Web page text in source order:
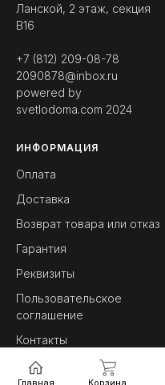
Главная Корзина
Ланской, 2 этаж, секция
B16
+7 (812) 209-08-78
2090878@inbox.ru
powered by
svetlodoma.com 2024
ИНФОРМАЦИЯ
Оплата
Доставка
Возврат товара или отказ
Гарантия
Реквизиты
Пользовательское
соглашение
Контакты